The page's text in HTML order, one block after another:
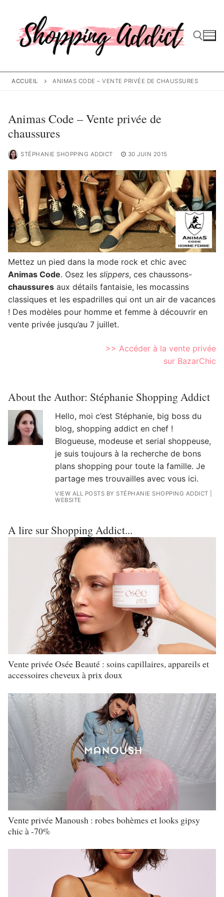
contenu
Rechercher :
ACCUEIL ANIMAS CODE – VENTE PRIVÉE DE CHAUSSURES
Animas Code – Vente privée de
chaussures
STÉPHANIE SHOPPING ADDICT 30 JUIN 2015
Mettez un pied dans la mode rock et chic avec
Animas Code. Osez les slippers, ces chaussons-
chaussures aux détails fantaisie, les mocassins
classiques et les espadrilles qui ont un air de vacances
! Des modèles pour homme et femme à découvrir en
vente privée jusqu’au 7 juillet.
>> Accéder à la vente privée
sur BazarChic
About the Author: Stéphanie Shopping Addict
Hello, moi c’est Stéphanie, big boss du
blog, shopping addict en chef !
Blogueuse, modeuse et serial shoppeuse,
je suis toujours à la recherche de bons
plans shopping pour toute la famille. Je
partage mes trouvailles avec vous ici.
VIEW ALL POSTS BY STÉPHANIE SHOPPING ADDICT
WEBSITE
A lire sur Shopping Addict...
Vente privée Osée Beauté : soins capillaires, appareils et
accessoires cheveux à prix doux
Vente privée Manoush : robes bohèmes et looks gipsy
chic à -70%